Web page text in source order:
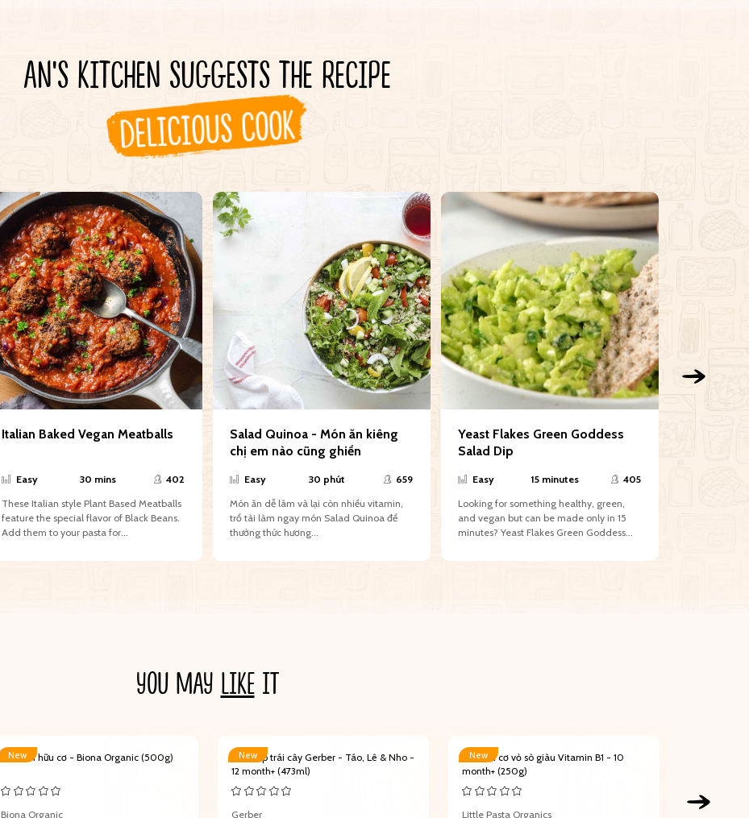
AN'S KITCHEN SUGGESTS THE RECIPE
DELICIOUS COOK
Italian Baked Vegan Meatballs
Easy 30 mins 402
These Italian style Plant Based Meatballs
feature the special flavor of Black Beans.
Add them to your pasta for...
Salad Quinoa - Món ăn kiêng
chị em nào cũng ghiền
Easy 30 phút 659
Món ăn dễ làm và lại còn nhiều vitamin,
trổ tài làm ngay món Salad Quinoa để
thưởng thức hương...
Yeast Flakes Green Goddess
Salad Dip
Easy 15 minutes 405
Looking for something healthy, green,
and vegan but can be made only in 15
minutes? Yeast Flakes Green Goddess
YOU MAY LIKEIT
New
Hạt dền hữu cơ - Biona Organic (500g)
Biona Organic
New
Nước ép trái cây Gerber - Táo, Lê & Nho -
12 month+ (473ml)
Gerber
New
Nui hữu cơ vỏ sò giàu Vitamin B1 - 10
month+ (250g)
Little Pasta Organics